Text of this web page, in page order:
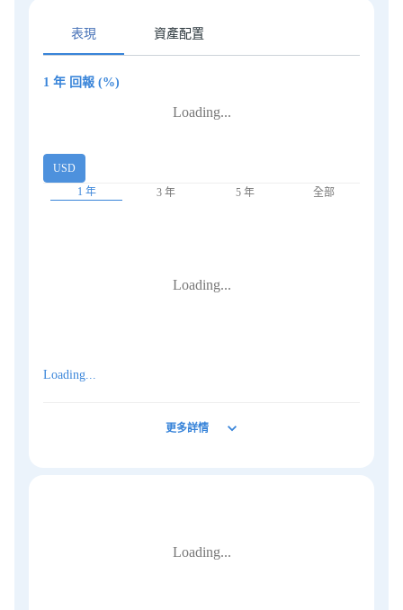
表現 資產配置
1 年 回報 (%)
Loading...
USD
1 年
3 年 5 年 全部
Loading...
Loading...
更多詳情
Loading...